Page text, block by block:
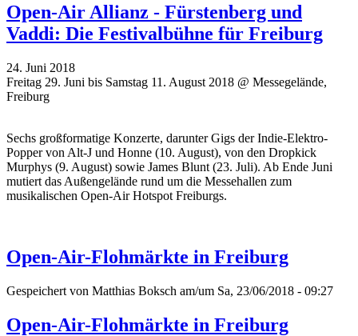
Open-Air Allianz - Fürstenberg und
Vaddi: Die Festivalbühne für Freiburg
24. Juni 2018
Freitag 29. Juni bis Samstag 11. August 2018 @ Messegelände,
Freiburg
Sechs großformatige Konzerte, darunter Gigs der Indie-Elektro-
Popper von Alt-J und Honne (10. August), von den Dropkick
Murphys (9. August) sowie James Blunt (23. Juli). Ab Ende Juni
mutiert das Außengelände rund um die Messehallen zum
musikalischen Open-Air Hotspot Freiburgs.
Open-Air-Flohmärkte in Freiburg
Gespeichert von Matthias Boksch am/um Sa, 23/06/2018 - 09:27
Open-Air-Flohmärkte in Freiburg